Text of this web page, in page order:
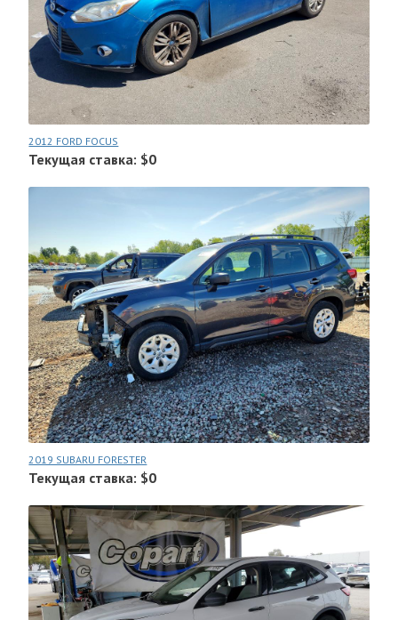
2012 FORD FOCUS
Текущая ставка: $0
2019 SUBARU FORESTER
Текущая ставка: $0